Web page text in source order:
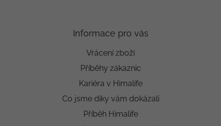
Informace pro vás
Vrácení zboží
Příběhy zákaznic
Kariéra v Himalife
Co jsme díky vám dokázali
Příběh Himalife